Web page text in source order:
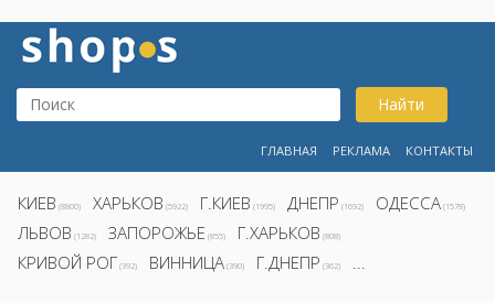
Найти
ГЛАВНАЯ РЕКЛАМА КОНТАКТЫ
КИЕВ (8800) ХАРЬКОВ (5922) Г.КИЕВ (1995) ДНЕПР (1692) ОДЕССА (1578)
ЛЬВОВ (1282) ЗАПОРОЖЬЕ (855) Г.ХАРЬКОВ (808)
КРИВОЙ РОГ (392) ВИННИЦА (390) Г.ДНЕПР (362) ...